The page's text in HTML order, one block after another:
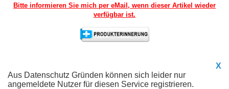
Bitte informieren Sie mich per eMail, wenn dieser Artikel wieder
verfügbar ist.
X
Aus Datenschutz Gründen können sich leider nur
angemeldete Nutzer für diesen Service registrieren.